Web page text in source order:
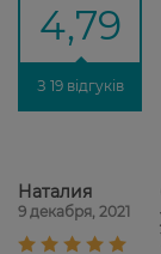
4,79
З 19 відгуків
Наталия
9 декабря, 2021